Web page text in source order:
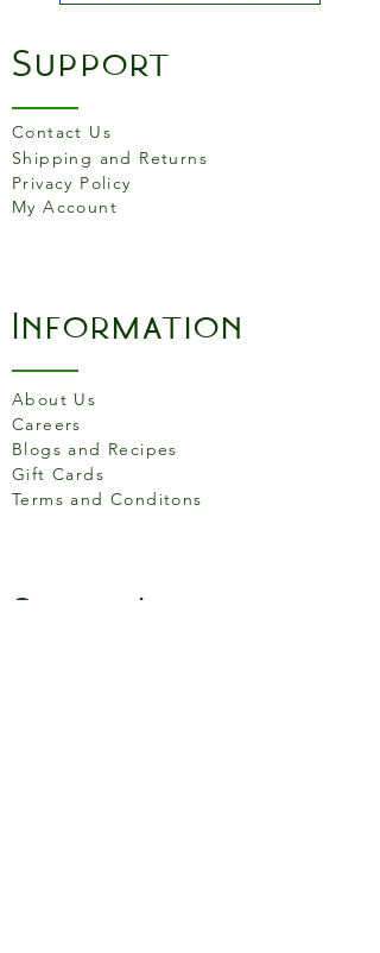
Support
Contact Us
Shipping and Returns
Privacy Policy
My Account
Information
About Us
Careers
Blogs and Recipes
Gift Cards
Terms and Conditons
Store Location